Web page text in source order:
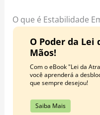
k
O que é Estabilidade
O Poder da Lei
Mãos!
Com o eBook "Lei da
você aprenderá a
que sempre desejou!
Saiba Mais